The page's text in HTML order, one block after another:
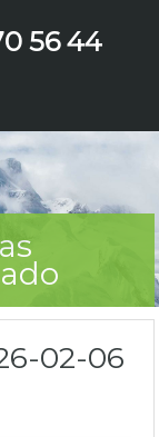
56 44
02-06